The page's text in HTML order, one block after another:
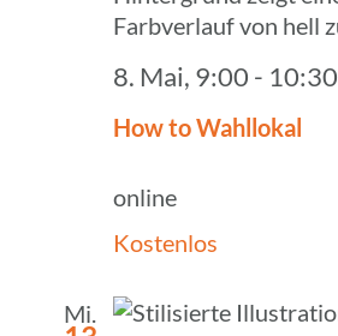
How to Wahllokal
8. Mai, 9:00 - 10:30
online
Kostenlos
Mi.